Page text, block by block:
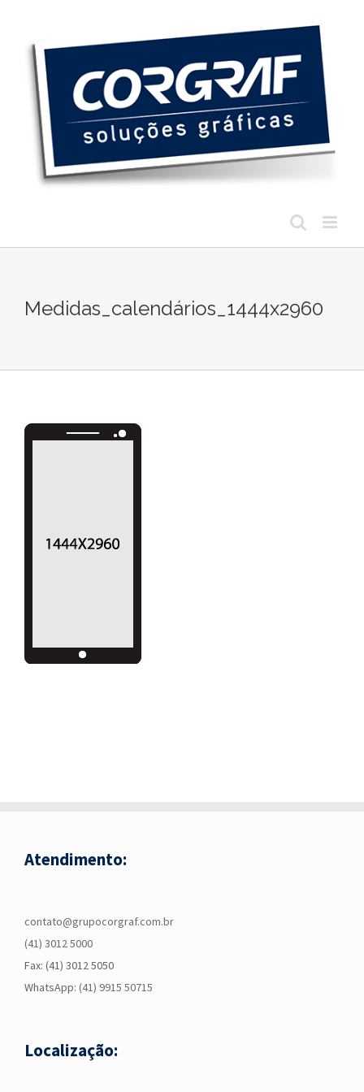
conteúdo
Medidas_calendários_1444x2960
Atendimento:
contato@grupocorgraf.com.br
(41) 3012 5000
Fax: (41) 3012 5050
WhatsApp: (41) 9915 50715
Localização: